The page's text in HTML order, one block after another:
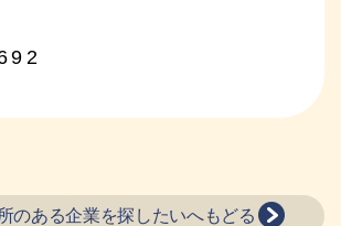
のある企業を探したいへもどる